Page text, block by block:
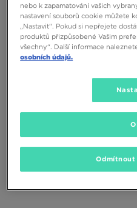
nebo k zapamatování vašich
nastavení souborů cookie můžete
„Nastavit“. Pokud si nepřejete
produktů přizpůsobené Vašim
všechny“. Další informace
osobních údajů.